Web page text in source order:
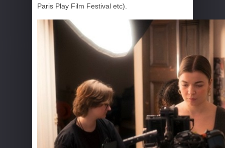
Paris Play Film Festival etc).